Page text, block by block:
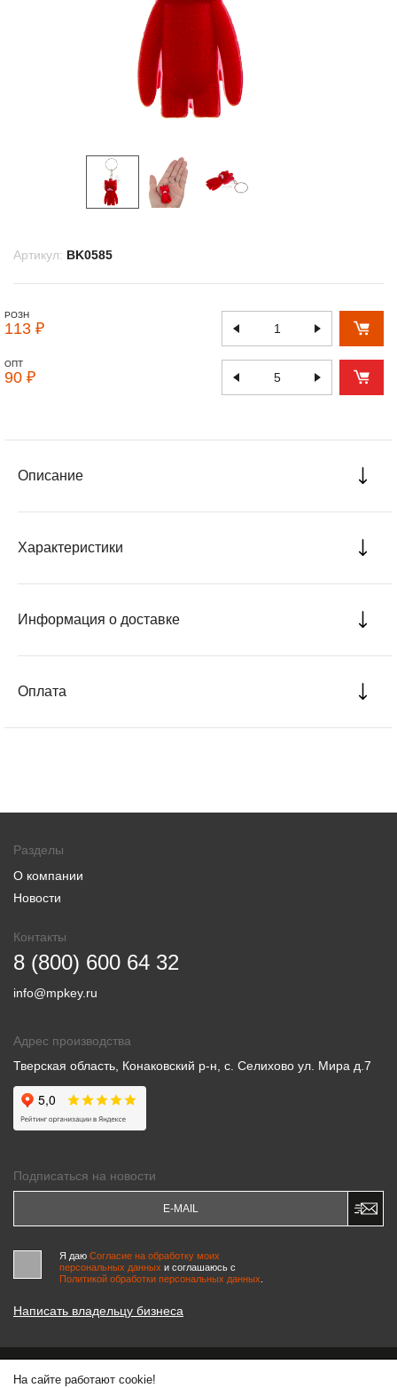
Артикул: BK0585
РОЗН
113 ₽
ОПТ
90 ₽
Описание
Характеристики
Информация о доставке
Оплата
Разделы
О компании
Новости
Контакты
8 (800) 600 64 32
info@mpkey.ru
Адрес производства
Тверская область, Конаковский р-н, с. Селихово ул. Мира д.7
Подписаться на новости
Я даю Согласие на обработку моих
персональных данных и соглашаюсь c
Политикой обработки персональных данных
Написать владельцу бизнеса
© 2000-2026 «МАСТЕРСКИЕ ПИНЧУКА»
На сайте работают cookie!